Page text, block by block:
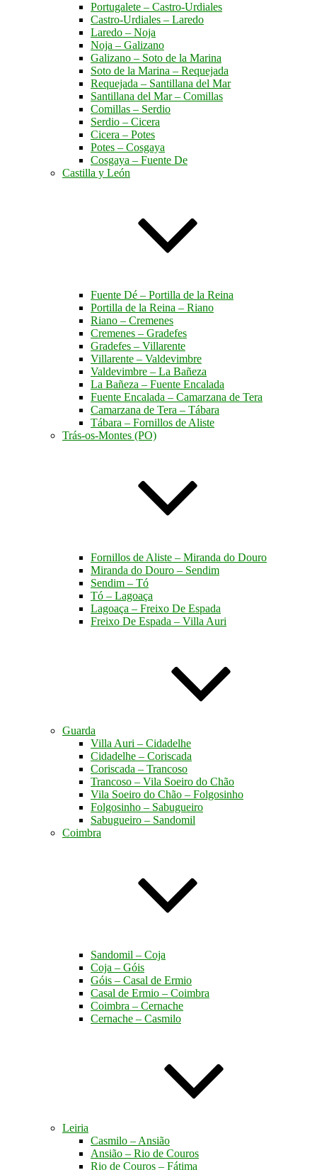
Portugalete – Castro-Urdiales
Castro-Urdiales – Laredo
Laredo – Noja
Noja – Galizano
Galizano – Soto de la Marina
Soto de la Marina – Requejada
Requejada – Santillana del Mar
Santillana del Mar – Comillas
Comillas – Serdio
Serdio – Cicera
Cicera – Potes
Potes – Cosgaya
Cosgaya – Fuente De
Castilla y León
Fuente Dé – Portilla de la Reina
Portilla de la Reina – Riano
Riano – Cremenes
Cremenes – Gradefes
Gradefes – Villarente
Villarente – Valdevimbre
Valdevimbre – La Bañeza
La Bañeza – Fuente Encalada
Fuente Encalada – Camarzana de Tera
Camarzana de Tera – Tábara
Tábara – Fornillos de Aliste
Trás-os-Montes (PO)
Fornillos de Aliste – Miranda do Douro
Miranda do Douro – Sendim
Sendim – Tó
Tó – Lagoaça
Lagoaça – Freixo De Espada
Freixo De Espada – Villa Auri
Guarda
Villa Auri – Cidadelhe
Cidadelhe – Coriscada
Coriscada – Trancoso
Trancoso – Vila Soeiro do Chão
Vila Soeiro do Chão – Folgosinho
Folgosinho – Sabugueiro
Sabugueiro – Sandomil
Coimbra
Sandomil – Coja
Coja – Góis
Góis – Casal de Ermio
Casal de Ermio – Coimbra
Coimbra – Cernache
Cernache – Casmilo
Leiria
Casmilo – Ansião
Ansião – Rio de Couros
Rio de Couros – Fátima